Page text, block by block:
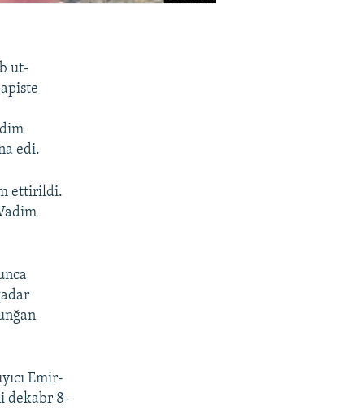
ut-
edi.
ettirildi.
Emir-
dekabr 8-